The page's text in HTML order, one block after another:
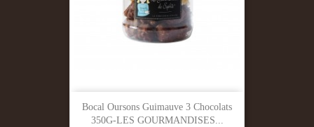
Bocal Oursons Guimauve 3 Chocolats
350G-LES GOURMANDISES...